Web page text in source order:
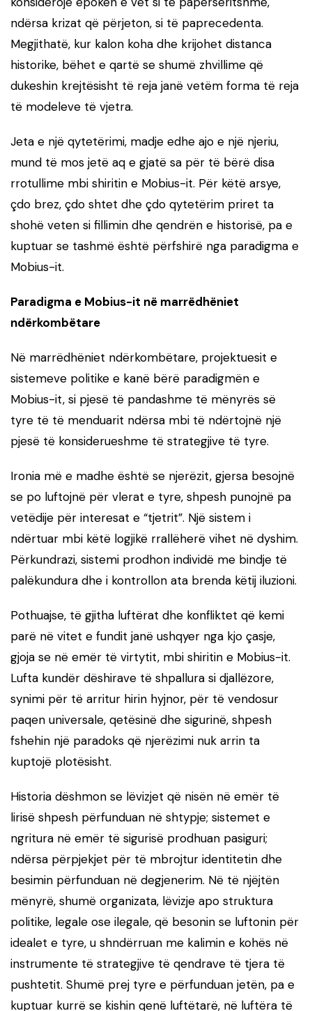
ndërsa krizat që përjeton, si të paprecedenta.
Megjithatë, kur kalon koha dhe krijohet distanca
historike, bëhet e qartë se shumë zhvillime që
dukeshin krejtësisht të reja janë vetëm forma të reja
të modeleve të vjetra.
Jeta e një qytetërimi, madje edhe ajo e një njeriu,
mund të mos jetë aq e gjatë sa për të bërë disa
rrotullime mbi shiritin e Mobius-it. Për këtë arsye,
çdo brez, çdo shtet dhe çdo qytetërim priret ta
shohë veten si fillimin dhe qendrën e historisë, pa e
kuptuar se tashmë është përfshirë nga paradigma e
Mobius-it.
Paradigma e Mobius-it në marrëdhëniet
ndërkombëtare
Në marrëdhëniet ndërkombëtare, projektuesit e
sistemeve politike e kanë bërë paradigmën e
Mobius-it, si pjesë të pandashme të mënyrës së
tyre të të menduarit ndërsa mbi të ndërtojnë një
pjesë të konsiderueshme të strategjive të tyre.
Ironia më e madhe është se njerëzit, gjersa besojnë
se po luftojnë për vlerat e tyre, shpesh punojnë pa
vetëdije për interesat e “tjetrit”. Një sistem i
ndërtuar mbi këtë logjikë rrallëherë vihet në dyshim.
Përkundrazi, sistemi prodhon individë me bindje të
palëkundura dhe i kontrollon ata brenda këtij iluzioni.
Pothuajse, të gjitha luftërat dhe konfliktet që kemi
parë në vitet e fundit janë ushqyer nga kjo çasje,
gjoja se në emër të virtytit, mbi shiritin e Mobius-it.
Lufta kundër dëshirave të shpallura si djallëzore,
synimi për të arritur hirin hyjnor, për të vendosur
paqen universale, qetësinë dhe sigurinë, shpesh
fshehin një paradoks që njerëzimi nuk arrin ta
kuptojë plotësisht.
Historia dëshmon se lëvizjet që nisën në emër të
lirisë shpesh përfunduan në shtypje; sistemet e
ngritura në emër të sigurisë prodhuan pasiguri;
ndërsa përpjekjet për të mbrojtur identitetin dhe
besimin përfunduan në degjenerim. Në të njëjtën
mënyrë, shumë organizata, lëvizje apo struktura
politike, legale ose ilegale, që besonin se luftonin për
idealet e tyre, u shndërruan me kalimin e kohës në
instrumente të strategjive të qendrave të tjera të
pushtetit. Shumë prej tyre e përfunduan jetën, pa e
kuptuar kurrë se kishin qenë luftëtarë, në luftëra të